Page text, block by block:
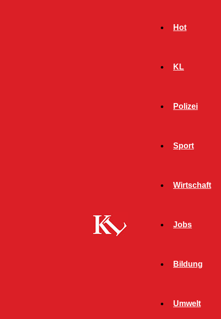
Hot
KL
Polizei
Sport
Wirtschaft
Jobs
Bildung
Umwelt